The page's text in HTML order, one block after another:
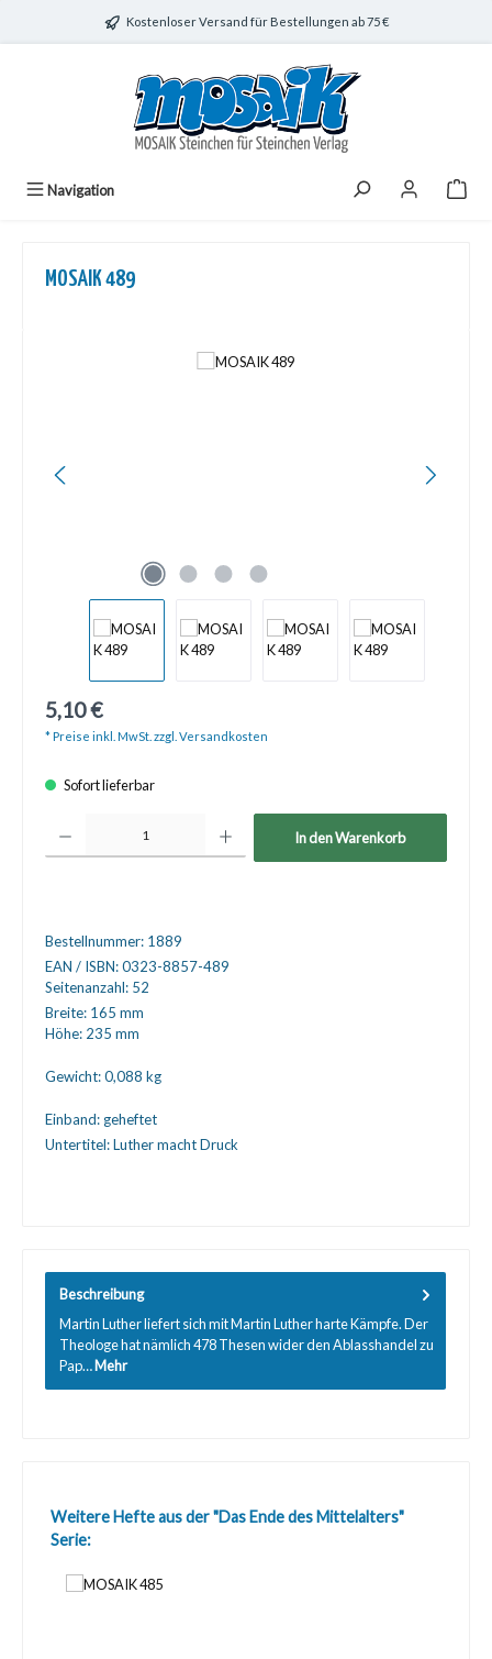
Zum Hauptinhalt springenKostenloser Versand für Bestellungen ab 75 €
Navigation
MOSAIK 489
5,10 €
* Preise inkl. MwSt. zzgl. Versandkosten
Sofort lieferbar
In den Warenkorb
Bestellnummer: 1889
EAN / ISBN:0323-8857-489
Seitenanzahl: 52
Breite: 165 mm
Höhe: 235 mm
Gewicht:0,088 kg
Einband: geheftet
Untertitel:Luther macht Druck
Beschreibung
Martin Luther liefert sich mit Martin Luther harte Kämpfe. Der
Theologe hat nämlich 478 Thesen wider den Ablasshandel zu
Pap…Mehr
Produktgalerie überspringen
Weitere Hefte aus der "Das Ende des Mittelalters"
Serie: